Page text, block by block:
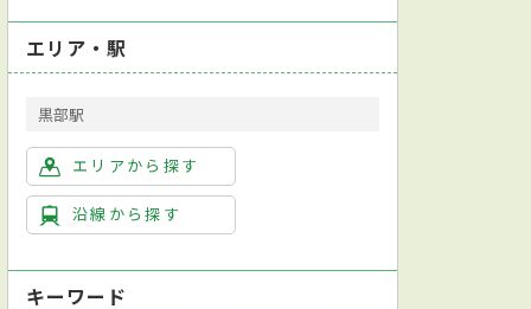
エリア・駅
黒部駅
エリアから探す
沿線から探す
キーワード